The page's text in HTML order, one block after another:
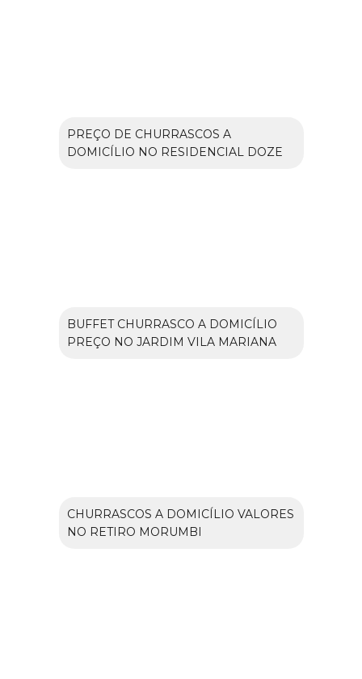
PREÇO DE CHURRASCOS A
DOMICÍLIO NO RESIDENCIAL DOZE
BUFFET CHURRASCO A DOMICÍLIO
PREÇO NO JARDIM VILA MARIANA
CHURRASCOS A DOMICÍLIO VALORES
NO RETIRO MORUMBI